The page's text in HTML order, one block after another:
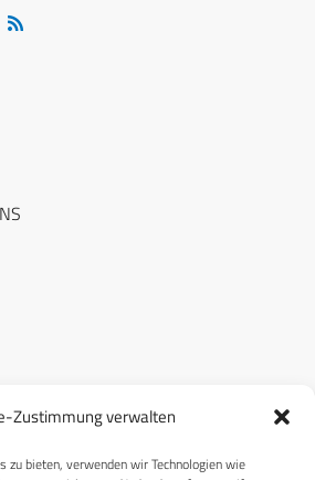
Zustimmung verwalten
zu bieten, verwenden wir Technologien wie